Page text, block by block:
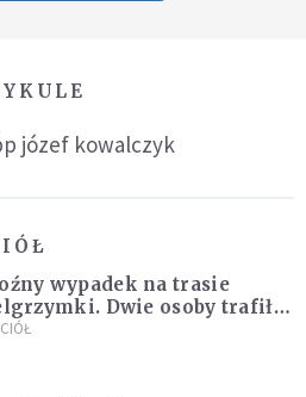
józef kowalczyk
wypadek na trasie
Dwie osoby trafiły